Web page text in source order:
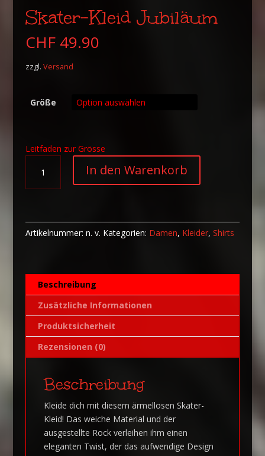
Skater-Kleid Jubiläum
CHF49.90
zzgl. Versand
Größe
Leitfaden zur Grösse
Kleid
Jubiläum
In den Warenkorb
n
e
Artikelnummer: n. v. Kategorien: Damen, Kleider, Shirts
Beschreibung
Zusätzliche Informationen
Produktsicherheit
Rezensionen (0)
Beschreibung
Kleide dich mit diesem ärmellosen Skater-
Kleid! Das weiche Material und der
ausgestellte Rock verleihen ihm einen
eleganten Twist, der das aufwendige Design